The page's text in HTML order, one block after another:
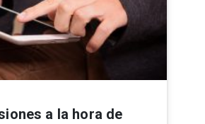
a la hora de